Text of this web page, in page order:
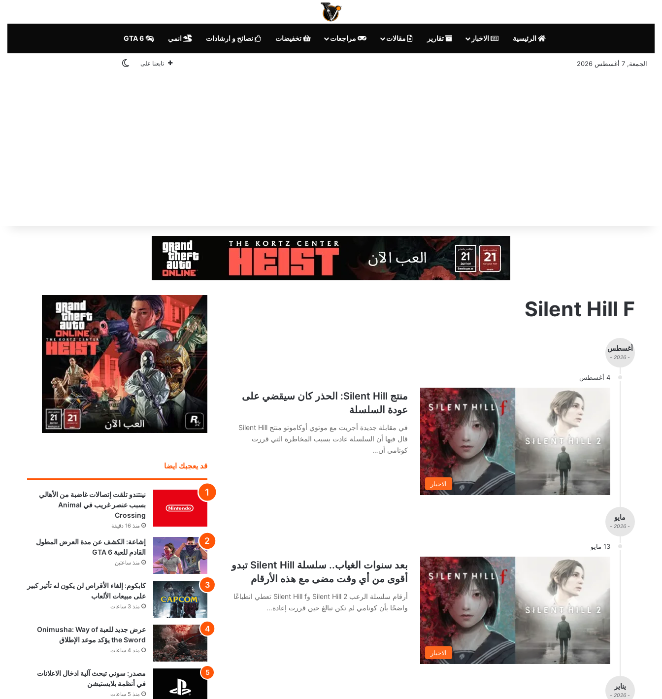
الرئيسية الاخبار تقارير مقالات مراجعات تخفيضات نصائح و ارشادات انمي
الجمعة, 7 أغسطس 2026 تابعنا على الوضع المظلم
Silent Hill F
أغسطس
- 2026 -
4 أغسطس
الاخبار
منتج Silent Hill: الحذر كان سيقضي على
عودة السلسلة
في مقابلة جديدة أجريت مع موتوي أوكاموتو منتج Silent Hill
قال فيها أن السلسلة عادت بسبب المخاطرة التي قررت
كونامي أن…
مايو
- 2026 -
13 مايو
الاخبار
بعد سنوات الغياب.. سلسلة Silent Hill تبدو
أقوى من أي وقت مضى مع هذه الأرقام
أرقام سلسلة الرعب Silent Hill 2 وSilent Hill f تعطي انطباعًا
واضحًا بأن كونامي لم تكن تبالغ حين قررت إعادة…
يناير
- 2026 -
قد يعجبك ايضا
نينتندو تلقت إتصالات غاضبة من الأهالي
بسبب عنصر غريب في Animal
Crossing
منذ 16 دقيقة
إشاعة: الكشف عن مدة العرض المطول
القادم للعبة GTA 6
منذ ساعتين
كابكوم: إلغاء الأقراص لن يكون له تأثير كبير
على مبيعات الألعاب
منذ 3 ساعات
عرض جديد للعبة Onimusha: Way of
the Sword يؤكد موعد الإطلاق
منذ 4 ساعات
مصدر: سوني تبحث آلية ادخال الاعلانات
في أنظمة بلايستيشن
منذ 5 ساعات